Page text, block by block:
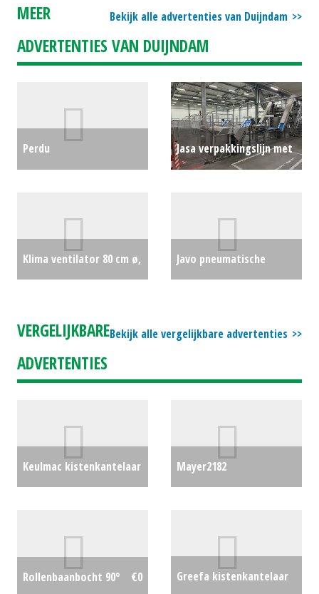
Bekijk alle advertenties van Duijndam
MEER
ADVERTENTIES VAN DUIJNDAM
Perdu
Jasa verpakkingslijn met
metaaldetectie
€0
Klima ventilator 80 cm ø,
Javo pneumatische
Bekijk alle vergelijkbare advertenties
VERGELIJKBARE
ADVERTENTIES
Keulmac kistenkantelaar
Mayer2182
Rollenbaanbocht 90° €0
Greefa kistenkantelaar